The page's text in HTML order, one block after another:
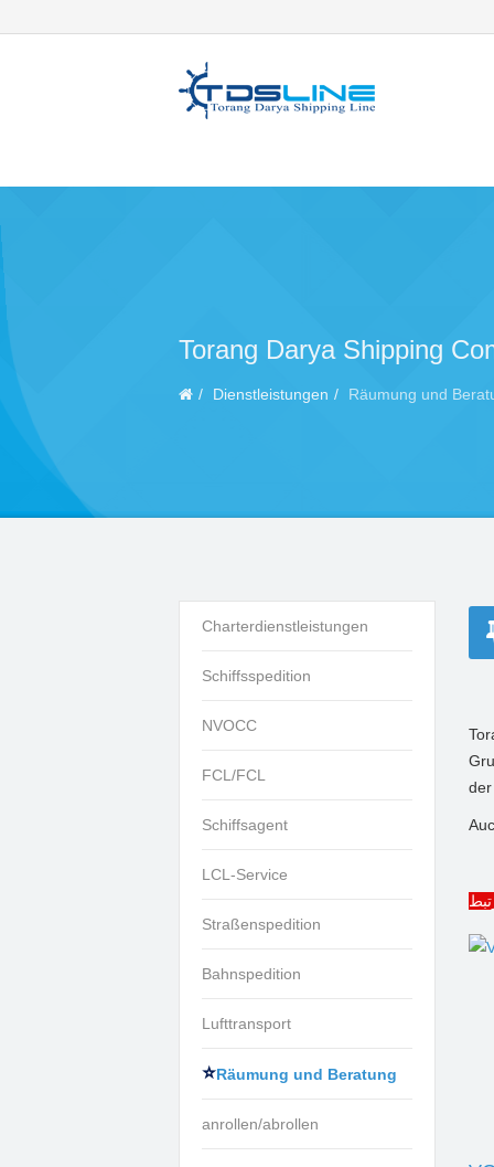
Torang Darya Shipping
Dienstleistungen Räumung und
Charterdienstleistungen
Schiffsspedition
NVOCC
FCL/FCL
Schiffsagent
LCL-Service
Straßenspedition
Bahnspedition
Lufttransport
Räumung und Beratung
anrollen/abrollen